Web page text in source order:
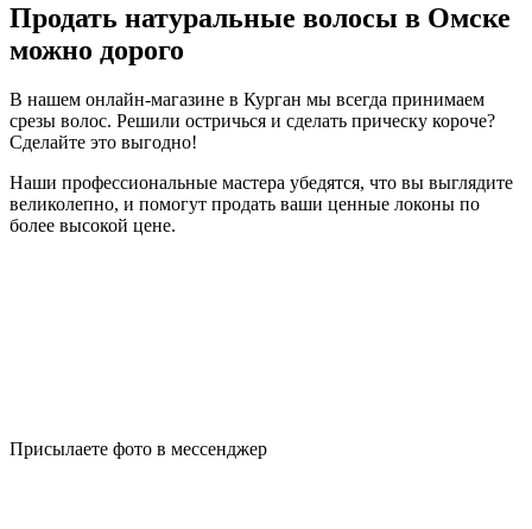
Продать натуральные волосы в Омске
можно дорого
В нашем онлайн-магазине в Курган мы всегда принимаем
срезы волос. Решили остричься и сделать прическу короче?
Сделайте это выгодно!
Наши профессиональные мастера убедятся, что вы выглядите
великолепно, и помогут продать ваши ценные локоны по
более высокой цене.
Присылаете фото в мессенджер